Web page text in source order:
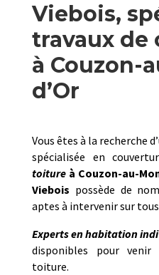
Viebois,
travaux de
à Couzon-
d’Or
Vous êtes à la recherche
spécialisée en
toiture à Couzon-au-
Viebois possède de
aptes à intervenir sur
Experts en habitation
disponibles pour venir
toiture.